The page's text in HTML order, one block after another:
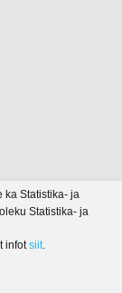
ka Statistika- ja
Statistika- ja
infotsiit.